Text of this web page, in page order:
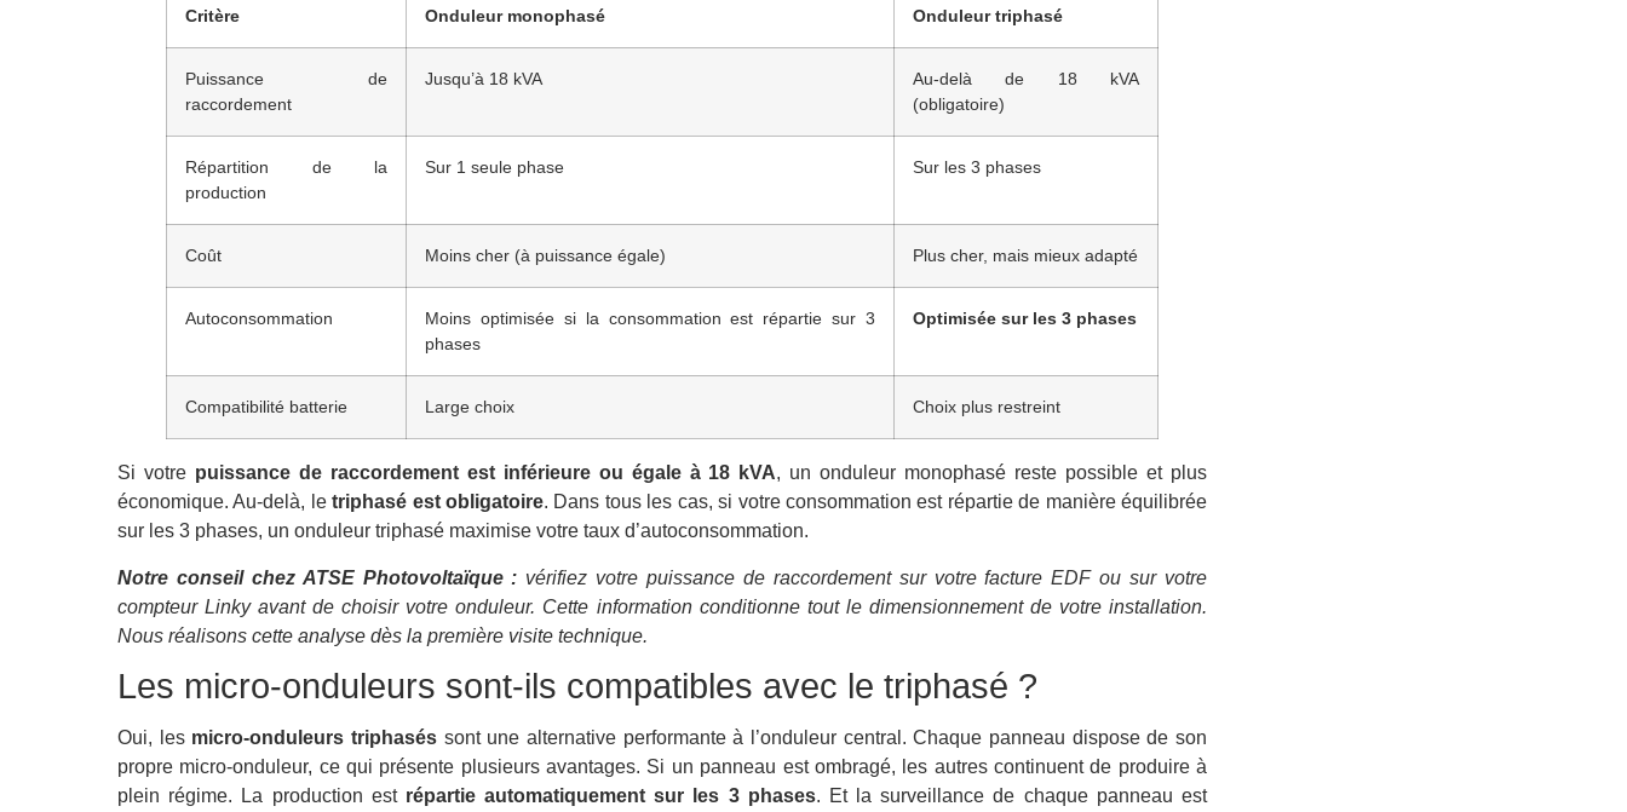
Critère Onduleur monophasé Onduleur triphasé
Puissance de
raccordement
Jusqu’à 18 kVA
Au-delà de 18 kVA
(obligatoire)
Répartition de la
production
Sur 1 seule phase Sur les 3 phases
Coût Moins cher (à puissance égale) Plus cher, mais mieux adapté
Autoconsommation
Moins optimisée si la consommation est répartie sur 3
phases
Optimisée sur les 3 phases
Compatibilité batterie Large choix Choix plus restreint
Si votre puissance de raccordement est inférieure ou égale à 18 kVA, un onduleur monophasé reste possible et plus
économique. Au-delà, letriphasé est obligatoire. Dans tous les cas, si votre consommation est répartie de manière équilibrée
sur les 3 phases, un onduleur triphasé maximise votre taux d’autoconsommation.
Notre conseil chez ATSE Photovoltaïque : vérifiez votre puissance de raccordement sur votre facture EDF ou sur votre
compteur Linky avant de choisir votre onduleur. Cette information conditionne tout le dimensionnement de votre installation.
Nous réalisons cette analyse dès la première visite technique.
Les micro-onduleurs sont-ils compatibles avec le triphasé ?
Oui, les micro-onduleurs triphasés sont une alternative performante à l’onduleur central. Chaque panneau dispose de son
propre micro-onduleur, ce qui présente plusieurs avantages. Si un panneau est ombragé, les autres continuent de produire à
plein régime. La production est répartie automatiquement sur les 3 phases. Et la surveillance de chaque panneau est